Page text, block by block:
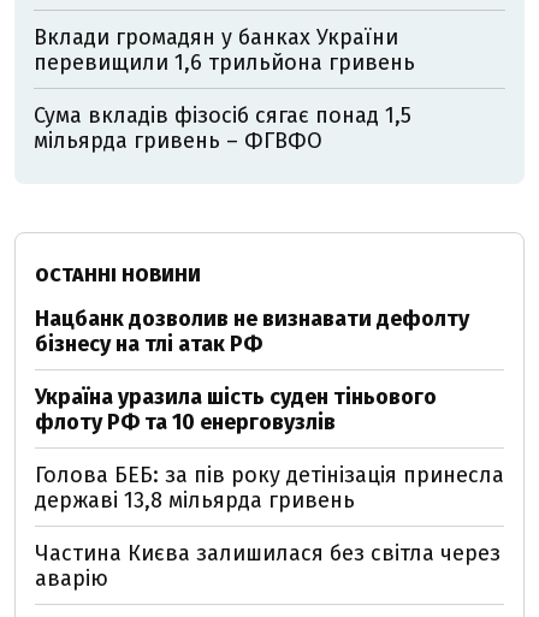
Вклади громадян у банках України
перевищили 1,6 трильйона гривень
Сума вкладів фізосіб сягає понад 1,5
мільярда гривень – ФГВФО
ОСТАННІ НОВИНИ
Нацбанк дозволив не визнавати дефолту
бізнесу на тлі атак РФ
Україна уразила шість суден тіньового
флоту РФ та 10 енерговузлів
Голова БЕБ: за пів року детінізація принесла
державі 13,8 мільярда гривень
Частина Києва залишилася без світла через
аварію